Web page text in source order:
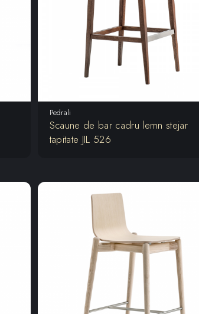
Pedrali
Scaune de bar cadru lemn stejar
tapitate JIL 526